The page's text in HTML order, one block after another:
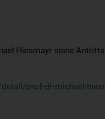
Hiesmayr seine
prof-dr-michael-